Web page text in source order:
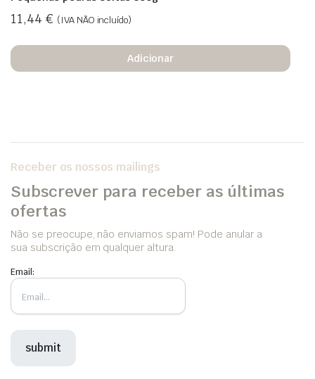
11,44 € (IVA NÃO incluído)
Adicionar
Receber os nossos mailings
Subscrever para receber as últimas
ofertas
Não se preocupe, não enviamos spam! Pode anular a
sua subscrição em qualquer altura.
Email: